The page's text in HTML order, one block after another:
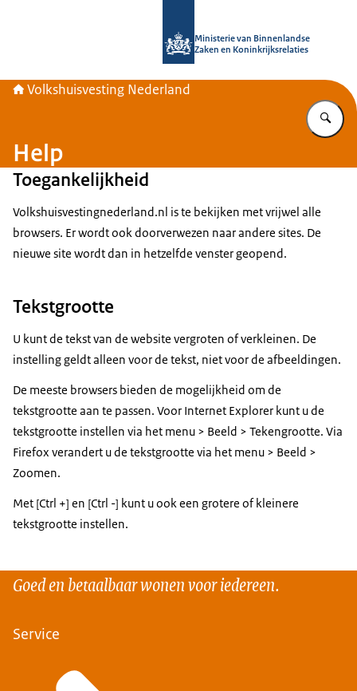
Ministerie van Binnenlandse
Zaken en Koninkrijksrelaties
Volkshuisvesting Nederland
Help
Toegankelijkheid
Volkshuisvestingnederland.nl is te bekijken met vrijwel alle
browsers. Er wordt ook doorverwezen naar andere sites. De
nieuwe site wordt dan in hetzelfde venster geopend.
Tekstgrootte
U kunt de tekst van de website vergroten of verkleinen. De
instelling geldt alleen voor de tekst, niet voor de afbeeldingen.
De meeste browsers bieden de mogelijkheid om de
tekstgrootte aan te passen. Voor Internet Explorer kunt u de
tekstgrootte instellen via het menu > Beeld > Tekengrootte. Via
Firefox verandert u de tekstgrootte via het menu > Beeld >
Zoomen.
Met [Ctrl +] en [Ctrl -] kunt u ook een grotere of kleinere
tekstgrootte instellen.
Goed en betaalbaar wonen voor iedereen.
Service